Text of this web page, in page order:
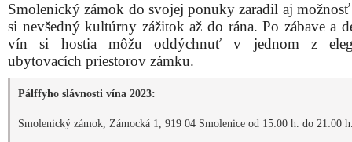
Smolenický zámok do svojej ponuky zaradil aj
si nevšedný kultúrny zážitok až do rána. Po zábave a
vín si hostia môžu oddýchnuť v jednom z
ubytovacích priestorov zámku.
Pálffyho slávnosti vína 2023:
Smolenický zámok, Zámocká 1, 919 04 Smolenice od 15:00 h. do 21:00